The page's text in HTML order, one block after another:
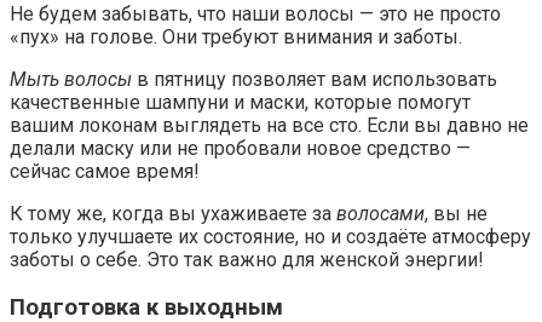
Не будем забывать, что наши волосы — это не просто
«пух» на голове. Они требуют внимания и заботы.
Мыть волосы в пятницу позволяет вам использовать
качественные шампуни и маски, которые помогут
вашим локонам выглядеть на все сто. Если вы давно не
делали маску или не пробовали новое средство —
сейчас самое время!
К тому же, когда вы ухаживаете за волосами, вы не
только улучшаете их состояние, но и создаёте атмосферу
заботы о себе. Это так важно для женской энергии!
Подготовка к выходным